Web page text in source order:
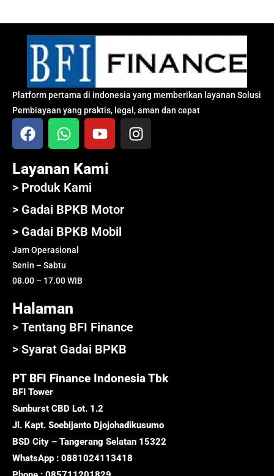
Platform pertama di indonesia yang memberikan layanan Solusi
Pembiayaan yang praktis, legal, aman dan cepat
Layanan Kami
> Produk Kami
> Gadai BPKB Motor
> Gadai BPKB Mobil
Jam Operasional
Senin – Sabtu
08.00 – 17.00 WIB
Halaman
> Tentang BFI Finance
> Syarat Gadai BPKB
PT BFI Finance Indonesia Tbk
BFI Tower
Sunburst CBD Lot. 1.2
Jl. Kapt. Soebijanto Djojohadikusumo
BSD City – Tangerang Selatan 15322
WhatsApp : 0881024113418